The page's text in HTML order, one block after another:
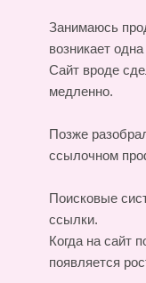
Занимаюсь
возникает
Сайт вроде
медленно.
Позже
ссылочном
Поисковые
ссылки.
Когда на сайт
появляется